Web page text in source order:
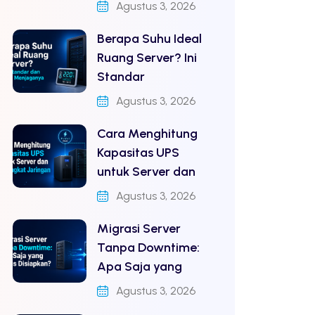
Agustus 3, 2026
Berapa Suhu Ideal
Ruang Server? Ini
Standar
Agustus 3, 2026
Cara Menghitung
Kapasitas UPS
untuk Server dan
Agustus 3, 2026
Migrasi Server
Tanpa Downtime:
Apa Saja yang
Agustus 3, 2026